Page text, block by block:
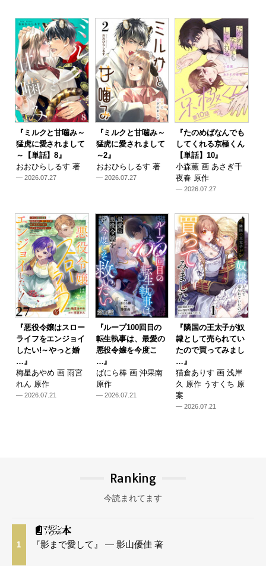
『ミルクと甘噛み～
猛虎に愛されまして
～【単話】8』
おおひらしるす 著
— 2026.07.27
『ミルクと甘噛み～
猛虎に愛されまして
～2』
おおひらしるす 著
— 2026.07.27
『たのめばなんでも
してくれる京極くん
【単話】10』
小森薫 画 あさぎ千
夜春 原作
— 2026.07.27
『悪役令嬢はスロー
ライフをエンジョイ
したい!～やっと婚
…』
梅星あやめ 画 雨宮
れん 原作
— 2026.07.21
『ループ100回目の
転生執事は、最愛の
悪役令嬢を今度こ
…』
ばにら棒 画 沖果南
原作
— 2026.07.21
『隣国の王太子が奴
隷として売られてい
たので買ってみまし
…』
猫倉ありす 画 浅岸
久 原作 うすくち 原
案
— 2026.07.21
Ranking
今読まれてます
1 『影まで愛して』 — 影山優佳 著